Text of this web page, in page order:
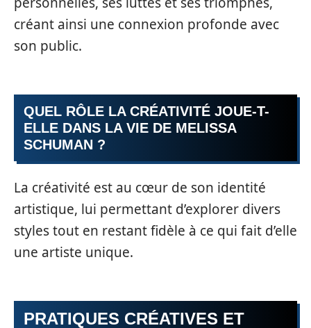
créant ainsi une connexion profonde avec
son public.
QUEL RÔLE LA CRÉATIVITÉ JOUE-T-
ELLE DANS LA VIE DE MELISSA
SCHUMAN ?
La créativité est au cœur de son identité
artistique, lui permettant d’explorer divers
styles tout en restant fidèle à ce qui fait d’elle
une artiste unique.
PRATIQUES CRÉATIVES ET